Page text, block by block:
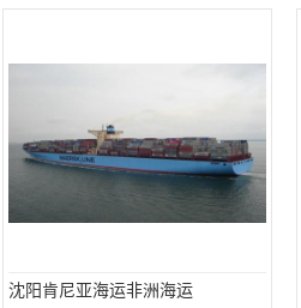
沈阳肯尼亚海运非洲海运